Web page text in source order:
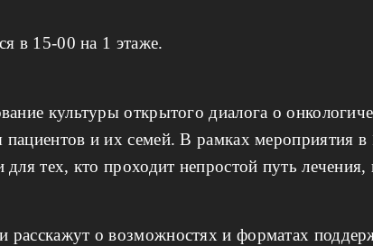
в 15-00 на 1 этаже.
культуры открытого диалога о
и их семей. В рамках мероприятия в
тех, кто проходит непростой путь
о возможностях и форматах